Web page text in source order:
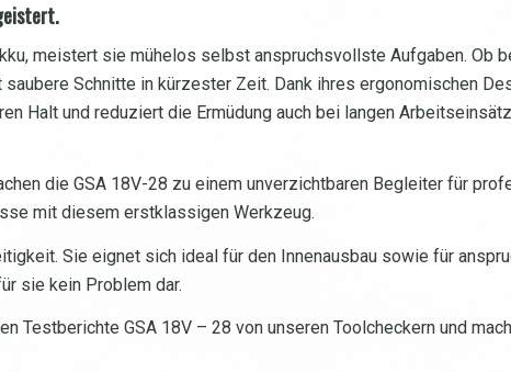
meistert sie mühelos selbst anspruchsvollste Aufgaben. Ob
Schnitte in kürzester Zeit. Dank ihres ergonomischen
Halt und reduziert die Ermüdung auch bei langen
die GSA 18V-28 zu einem unverzichtbaren Begleiter für
mit diesem erstklassigen Werkzeug.
Sie eignet sich ideal für den Innenausbau sowie für
sie kein Problem dar.
Testberichte GSA 18V – 28 von unseren Toolcheckern und